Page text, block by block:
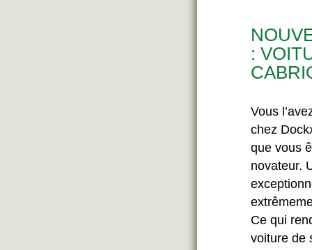
:
Vous
chez
que vous
novateur.
Ce qui
voiture de